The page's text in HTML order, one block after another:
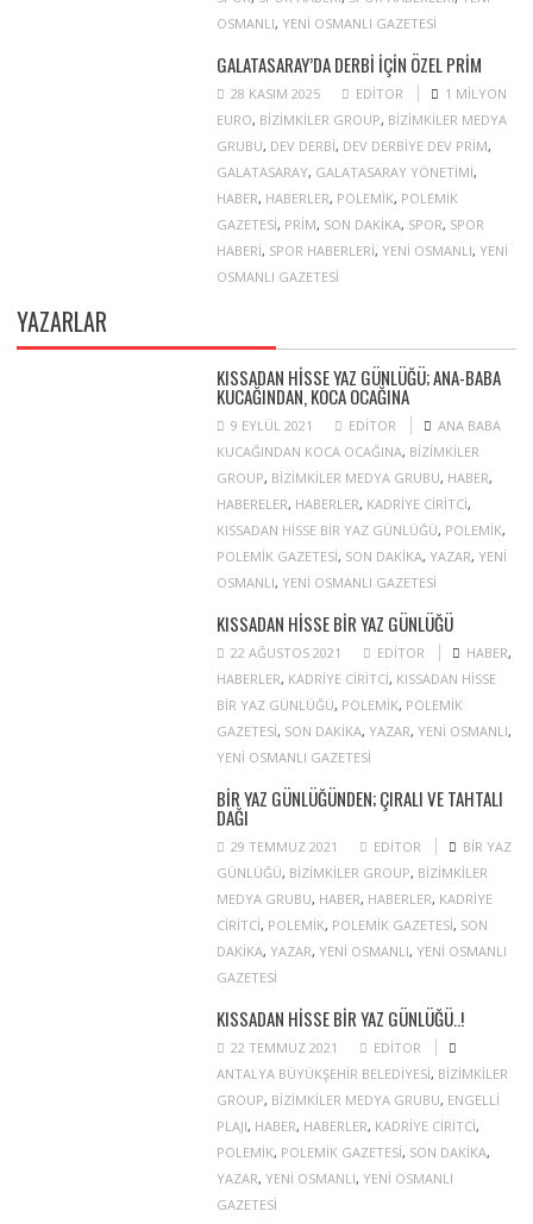
OSMANLI, YENI OSMANLI GAZETESI
GALATASARAY’DA DERBI IÇIN ÖZEL PRIM
28 KASIM 2025 EDITOR
1 MILYON
EURO, BIZIMKILER GROUP, BIZIMKILER MEDYA
GRUBU, DEV DERBI, DEV DERBIYE DEV PRIM,
GALATASARAY, GALATASARAY YÖNETIMI,
HABER, HABERLER, POLEMIK, POLEMIK
GAZETESI, PRIM, SON DAKIKA, SPOR, SPOR
HABERI, SPOR HABERLERI, YENI OSMANLI, YENI
OSMANLI GAZETESI
YAZARLAR
KISSADAN HISSE YAZ GÜNLÜĞÜ; ANA-BABA
KUCAĞINDAN, KOCA OCAĞINA
9 EYLÜL 2021 EDITOR
ANA BABA
KUCAĞINDAN KOCA OCAĞINA, BIZIMKILER
GROUP, BIZIMKILER MEDYA GRUBU, HABER,
HABERELER, HABERLER, KADRIYE CIRITCI,
KISSADAN HISSE BIR YAZ GÜNLÜĞÜ, POLEMIK,
POLEMIK GAZETESI, SON DAKIKA, YAZAR, YENI
OSMANLI, YENI OSMANLI GAZETESI
KISSADAN HISSE BIR YAZ GÜNLÜĞÜ
22 AĞUSTOS 2021 EDITOR HABER,
HABERLER, KADRIYE CIRITCI, KISSADAN HISSE
BIR YAZ GÜNLÜĞÜ, POLEMIK, POLEMIK
GAZETESI, SON DAKIKA, YAZAR, YENI OSMANLI,
YENI OSMANLI GAZETESI
BIR YAZ GÜNLÜĞÜNDEN; ÇIRALI VE TAHTALI
DAĞI
29 TEMMUZ 2021 EDITOR
BIR YAZ
GÜNLÜĞÜ, BIZIMKILER GROUP, BIZIMKILER
MEDYA GRUBU, HABER, HABERLER, KADRIYE
CIRITCI, POLEMIK, POLEMIK GAZETESI, SON
DAKIKA, YAZAR, YENI OSMANLI, YENI OSMANLI
GAZETESI
KISSADAN HISSE BIR YAZ GÜNLÜĞÜ..!
22 TEMMUZ 2021
EDITOR
ANTALYA BÜYÜKŞEHIR BELEDIYESI, BIZIMKILER
GROUP, BIZIMKILER MEDYA GRUBU, ENGELLI
PLAJI, HABER, HABERLER, KADRIYE CIRITCI,
POLEMIK, POLEMIK GAZETESI, SON DAKIKA,
YAZAR, YENI OSMANLI, YENI OSMANLI
GAZETESI